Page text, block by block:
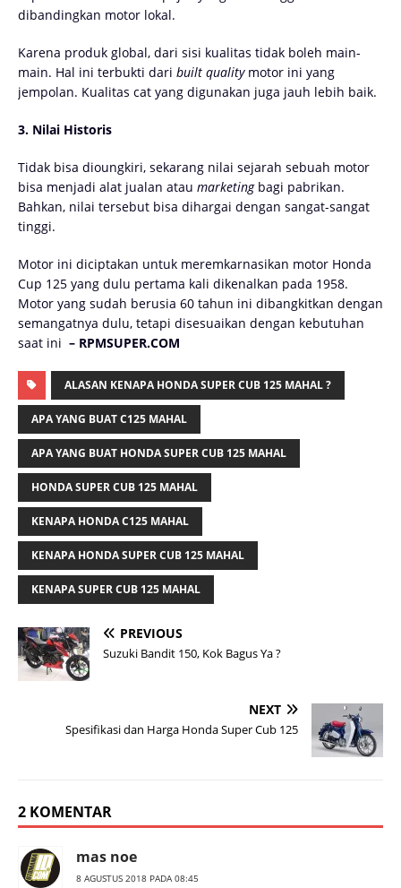
dibandingkan motor lokal.
Karena produk global, dari sisi kualitas tidak boleh main-
main. Hal ini terbukti dari built quality motor ini yang
jempolan. Kualitas cat yang digunakan juga jauh lebih baik.
3. Nilai Historis
Tidak bisa dioungkiri, sekarang nilai sejarah sebuah motor
bisa menjadi alat jualan atau marketing bagi pabrikan.
Bahkan, nilai tersebut bisa dihargai dengan sangat-sangat
tinggi.
Motor ini diciptakan untuk meremkarnasikan motor Honda
Cup 125 yang dulu pertama kali dikenalkan pada 1958.
Motor yang sudah berusia 60 tahun ini dibangkitkan dengan
semangatnya dulu, tetapi disesuaikan dengan kebutuhan
saat ini – RPMSUPER.COM
ALASAN KENAPA HONDA SUPER CUB 125 MAHAL ?
APA YANG BUAT C125 MAHAL
APA YANG BUAT HONDA SUPER CUB 125 MAHAL
HONDA SUPER CUB 125 MAHAL
KENAPA HONDA C125 MAHAL
KENAPA HONDA SUPER CUB 125 MAHAL
KENAPA SUPER CUB 125 MAHAL
PREVIOUS
Suzuki Bandit 150, Kok Bagus Ya ?
NEXT
Spesifikasi dan Harga Honda Super Cub 125
2 KOMENTAR
mas noe
8 AGUSTUS 2018 PADA 08:45